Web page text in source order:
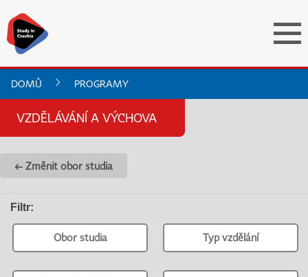
DOMŮ PROGRAMY
VZDĚLÁVÁNÍ A VÝCHOVA
← Změnit obor studia
Filtr:
Obor studia Typ vzdělání